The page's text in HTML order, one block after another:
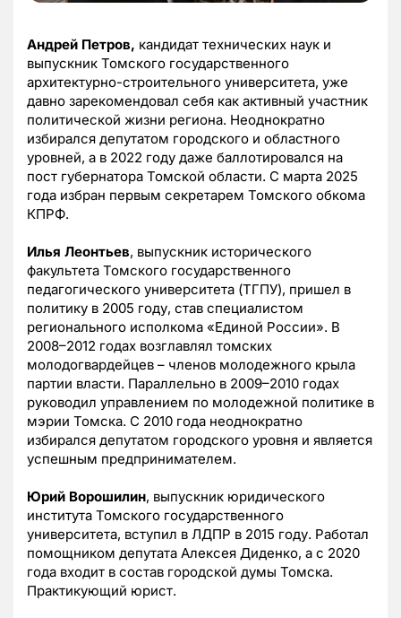
Андрей Петров, кандидат технических наук и
выпускник Томского государственного
архитектурно-строительного университета, уже
давно зарекомендовал себя как активный участник
политической жизни региона. Неоднократно
избирался депутатом городского и областного
уровней, а в 2022 году даже баллотировался на
пост губернатора Томской области. С марта 2025
года избран первым секретарем Томского обкома
КПРФ.
Илья Леонтьев, выпускник исторического
факультета Томского государственного
педагогического университета (ТГПУ), пришел в
политику в 2005 году, став специалистом
регионального исполкома «Единой России». В
2008–2012 годах возглавлял томских
молодогвардейцев – членов молодежного крыла
партии власти. Параллельно в 2009–2010 годах
руководил управлением по молодежной политике в
мэрии Томска. С 2010 года неоднократно
избирался депутатом городского уровня и является
успешным предпринимателем.
Юрий Ворошилин, выпускник юридического
института Томского государственного
университета, вступил в ЛДПР в 2015 году. Работал
помощником депутата Алексея Диденко, а с 2020
года входит в состав городской думы Томска.
Практикующий юрист.